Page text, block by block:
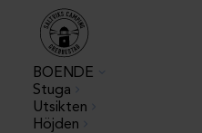
BOENDE
Stuga
Utsikten
Höjden